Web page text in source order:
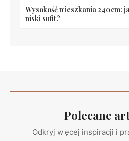
Wysokość mieszkania 240cm:
niski sufit?
Polecane
Odkryj więcej inspiracji i